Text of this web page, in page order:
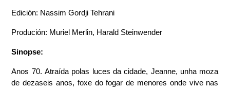
Edición: Nassim Gordji Tehrani
Produción: Muriel Merlin, Harald Steinwender
Sinopse:
Anos 70. Atraída polas luces da cidade, Jeanne, unha moza
de dezaseis anos, foxe do fogar de menores onde vive nas